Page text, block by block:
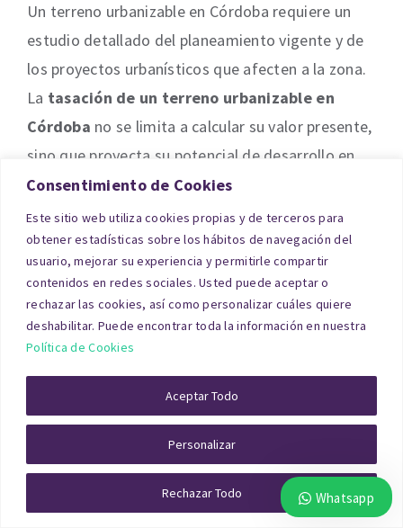
Consentimiento de Cookies
Este sitio web utiliza cookies propias y de terceros para
obtener estadísticas sobre los hábitos de navegación del
usuario, mejorar su experiencia y permitirle compartir
contenidos en redes sociales. Usted puede aceptar o
rechazar las cookies, así como personalizar cuáles quiere
deshabilitar. Puede encontrar toda la información en nuestra
Política de Cookies
Personalizar
Rechazar Todo
Aceptar Todo
Un terreno urbanizable en Córdoba requiere un
estudio detallado del planeamiento vigente y de
los proyectos urbanísticos que afecten a la zona.
La tasación de un terreno urbanizable en
Córdoba no se limita a calcular su valor presente,
sino que proyecta su potencial de desarrollo en
función de la normativa aplicable.
En este caso, el tasador analiza si es posible
transformarlo en suelo urbano, qué limitaciones
existen y cómo se comparan los precios con otros
Whatsapp